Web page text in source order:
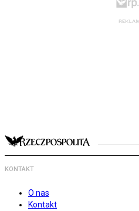
KONTAKT
O nas
Kontakt